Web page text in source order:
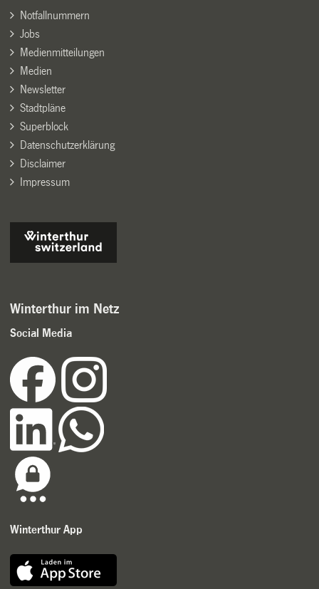
Notfallnummern
Jobs
Medienmitteilungen
Medien
Newsletter
Stadtpläne
Superblock
Datenschutzerklärung
Disclaimer
Impressum
Winterthur im Netz
Social Media
Winterthur App